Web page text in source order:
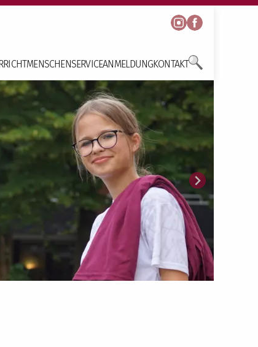
MENSCHENSERVICEANMELDUNGKONTAKT